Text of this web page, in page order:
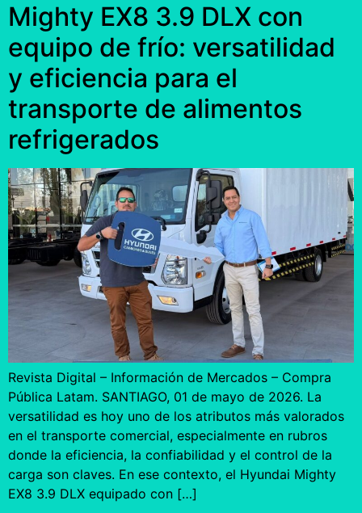
Mighty EX8 3.9 DLX con
equipo de frío: versatilidad
y eficiencia para el
transporte de alimentos
refrigerados
Revista Digital – Información de Mercados – Compra
Pública Latam. SANTIAGO, 01 de mayo de 2026. La
versatilidad es hoy uno de los atributos más valorados
en el transporte comercial, especialmente en rubros
donde la eficiencia, la confiabilidad y el control de la
carga son claves. En ese contexto, el Hyundai Mighty
EX8 3.9 DLX equipado con […]